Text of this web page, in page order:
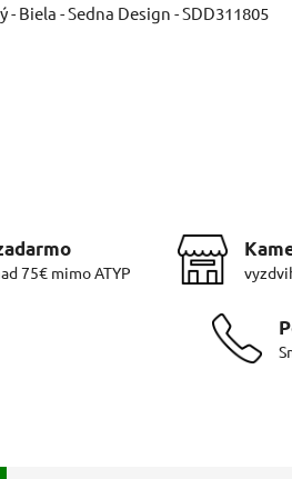
- Biela - Sedna Design - SDD311805
75€ mimo ATYP